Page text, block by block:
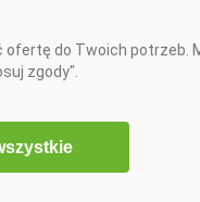
ofertę do Twoich
zgody".